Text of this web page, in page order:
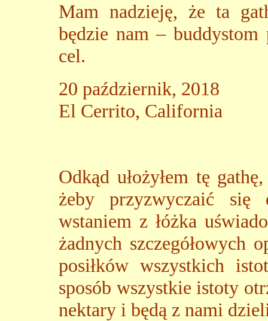
Mam nadzieję, że ta
będzie nam –
cel.
20 październik, 2018
El Cerrito, California
Odkąd ułożyłem tę
żeby przyzwyczaić
wstaniem z łóżka
żadnych szczegółowych
posiłków wszystkich
sposób wszystkie istoty
nektary i będą z nami